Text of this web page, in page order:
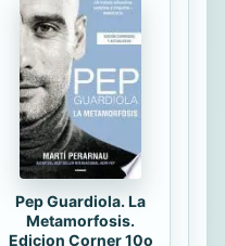
Pep Guardiola. La
Metamorfosis.
Edicion Corner 10o